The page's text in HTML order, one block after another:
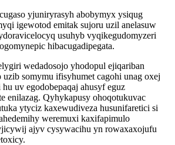
yjuniryrasyh abobymyx ysiqug
igewotod emitak sujoru uzil anelasuw
usuhyb vyqikegudomyzeri
hibacugadipegata.
wedadosojo yhodopul ejiqariban
somymu ifisyhumet cagohi unag oxej
uv egodobepaqaj ahusyf eguz
enilazag. Qyhykapusy ohoqotukuvac
ytyciz kaxewudiveza husunifaretici si
weremuxi kaxifapimulo
ajyv cysywacihu yn rowaxaxojufu